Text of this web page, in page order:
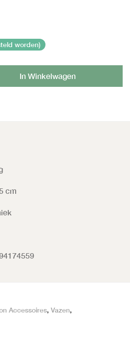
worden)
In Winkelwagen
cm
Accessoires, Vazen,